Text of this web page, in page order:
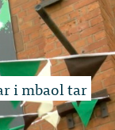
i mbaol tar